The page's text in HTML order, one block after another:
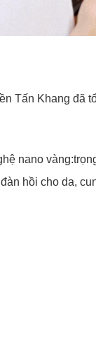
Tấn Khang đã
nano
hồi cho da,